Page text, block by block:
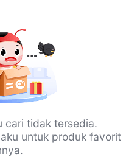
cari tidak tersedia.
untuk produk favorit